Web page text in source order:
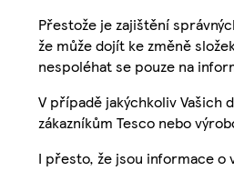
Přestože je zajištění
že může dojít ke změně
nespoléhat se pouze na
V případě jakýchkoliv Vašich
zákazníkům Tesco nebo
I přesto, že jsou informace o